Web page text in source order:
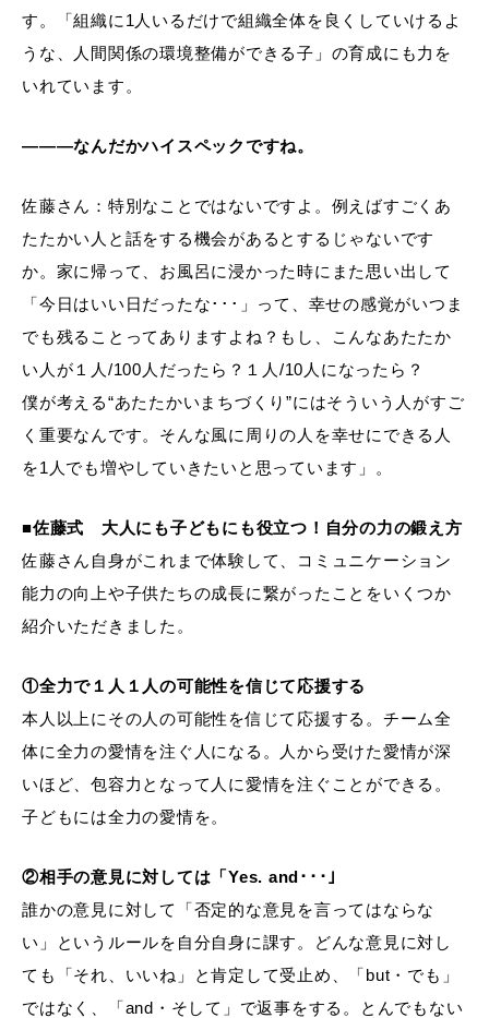
す。「組織に1人いるだけで組織全体を良くしていけるよ
うな、人間関係の環境整備ができる子」の育成にも力を
いれています。
―――なんだかハイスペックですね。
佐藤さん：特別なことではないですよ。例えばすごくあ
たたかい人と話をする機会があるとするじゃないです
か。家に帰って、お風呂に浸かった時にまた思い出して
「今日はいい日だったな･･･」って、幸せの感覚がいつま
でも残ることってありますよね？もし、こんなあたたか
い人が１人/100人だったら？１人/10人になったら？
僕が考える“あたたかいまちづくり”にはそういう人がすご
く重要なんです。そんな風に周りの人を幸せにできる人
を1人でも増やしていきたいと思っています」。
■佐藤式 大人にも子どもにも役立つ！自分の力の鍛え方
佐藤さん自身がこれまで体験して、コミュニケーション
能力の向上や子供たちの成長に繋がったことをいくつか
紹介いただきました。
①全力で１人１人の可能性を信じて応援する
本人以上にその人の可能性を信じて応援する。チーム全
体に全力の愛情を注ぐ人になる。人から受けた愛情が深
いほど、包容力となって人に愛情を注ぐことができる。
子どもには全力の愛情を。
②相手の意見に対しては「Yes. and･･･」
誰かの意見に対して「否定的な意見を言ってはならな
い」というルールを自分自身に課す。どんな意見に対し
ても「それ、いいね」と肯定して受止め、「but・でも」
ではなく、「and・そして」で返事をする。とんでもない